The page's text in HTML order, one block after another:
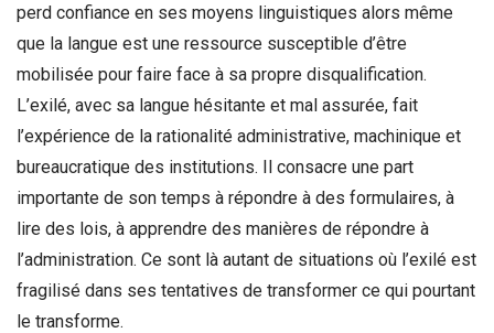
perd confiance en ses moyens linguistiques alors même
que la langue est une ressource susceptible d’être
mobilisée pour faire face à sa propre disqualification.
L’exilé, avec sa langue hésitante et mal assurée, fait
l’expérience de la rationalité administrative, machinique et
bureaucratique des institutions. Il consacre une part
importante de son temps à répondre à des formulaires, à
lire des lois, à apprendre des manières de répondre à
l’administration. Ce sont là autant de situations où l’exilé est
fragilisé dans ses tentatives de transformer ce qui pourtant
le transforme.